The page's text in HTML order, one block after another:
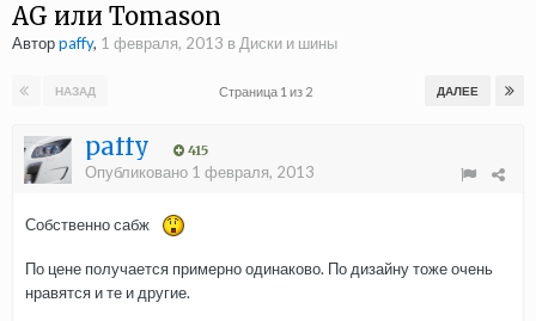
AG или Tomason
Авторpaffy, 1 февраля, 2013 в Диски и шины
НАЗАД ДАЛЕЕ
Страница 1 из 2
paffy 415
Опубликовано 1 февраля, 2013
Собственно сабж
По цене получается примерно одинаково. По дизайну тоже очень
нравятся и те и другие.